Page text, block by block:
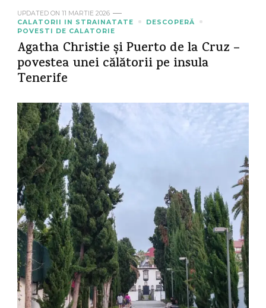
UPDATED ON 11 MARTIE 2026
CALATORII IN STRAINATATE
DESCOPERĂ
POVESTI DE CALATORIE
Agatha Christie și Puerto de la Cruz –
povestea unei călătorii pe insula
Tenerife